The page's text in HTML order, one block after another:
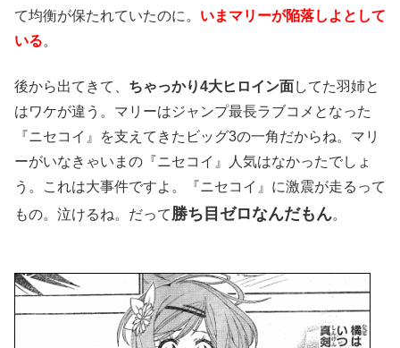
て均衡が保たれていたのに。 いまマリーが陥落しよとして
いる。
後から出てきて、 ちゃっかり4大ヒロイン面してた羽姉と
はワケが違う。マリーはジャンプ最長ラブコメとなった
『ニセコイ』を支えてきたビッグ3の一角だからね。マリ
ーがいなきゃいまの『ニセコイ』人気はなかったでしょ
う。これは大事件ですよ。『ニセコイ』に激震が走るって
もの。泣けるね。だって勝ち目ゼロなんだもん。